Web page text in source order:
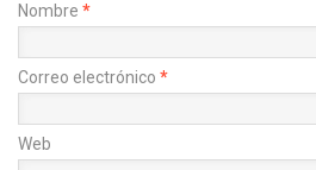
Nombre *
Correo electrónico *
Web